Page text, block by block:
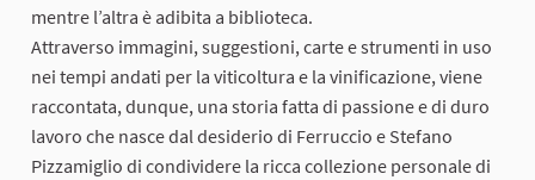
mentre l’altra è adibita a biblioteca.
Attraverso immagini, suggestioni, carte e strumenti in uso
nei tempi andati per la viticoltura e la vinificazione, viene
raccontata, dunque, una storia fatta di passione e di duro
lavoro che nasce dal desiderio di Ferruccio e Stefano
Pizzamiglio di condividere la ricca collezione personale di